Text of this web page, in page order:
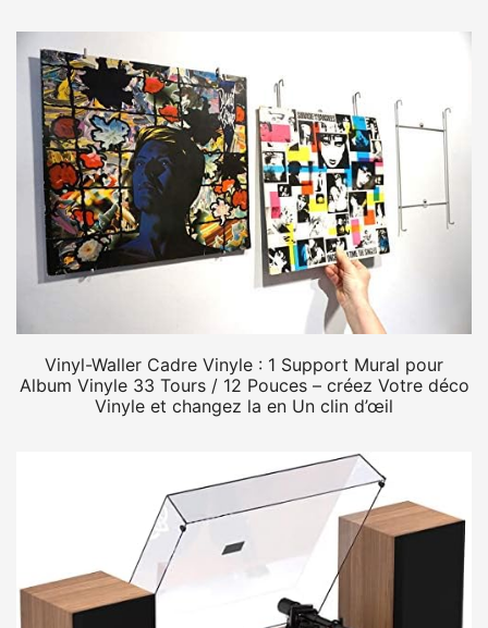
Vinyl-Waller Cadre Vinyle : 1 Support Mural pour
Album Vinyle 33 Tours / 12 Pouces – créez Votre déco
Vinyle et changez la en Un clin d’œil